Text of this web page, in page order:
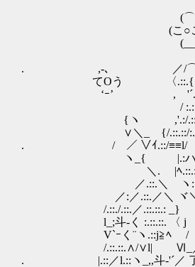
(こ○こ
(___)
＿ ‘
. ,-､ ／/⌒
てOう 〈.::.{ __,
‘ｰ’ ,ゝ
/
{ヽ ,'.:/.::.::⌒/|.::.::ハ
∨＼_ {/.::.::/:./ |::/
. / ／ ∨ｲ.::/≡≡l/ ≡=
ヽ_{ |.:ハ:::::: ､
＼. |ﾍ.::.:l､ _（
／.::.＼ ヽ::| ∨{
／:／.::.／＼ ヾ＼ ｢
/.::./.::.／.::.::.: _} |lヽＶ
l_;斗-く :.::.::. 〈 j ＞ω
V`ｰく¨ヽ.::j≧ﾍ / ∧
/.::.::.∧/∨l| Ⅵ_／ ﾚ
. |.::／l.::ヽ_,,斗‐'´／